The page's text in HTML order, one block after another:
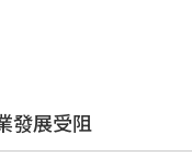
發展受阻